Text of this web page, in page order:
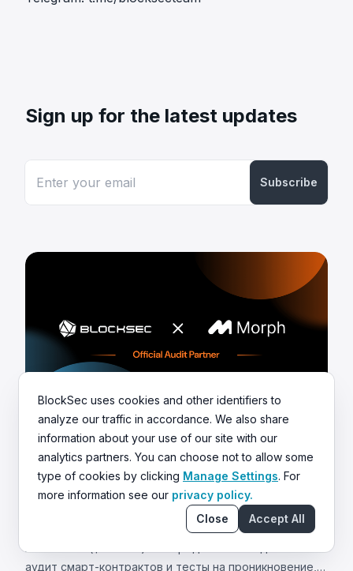
Sign up for the latest updates
Subscribe
Mar 18 2026 Partnership
Создание безопасной платежной сети
на базе стейблкоинов: партнерство
BlockSec стала официальным аудитором Morph
аудит смарт-контрактов и тесты на проникновение,
BlockSec uses cookies and other identifiers to
analyze our traffic in accordance. We also share
information about your use of our site with our
analytics partners. You can choose not to allow some
type of cookies by clicking Manage Settings. For
more information see our privacy policy.
Close
Accept All